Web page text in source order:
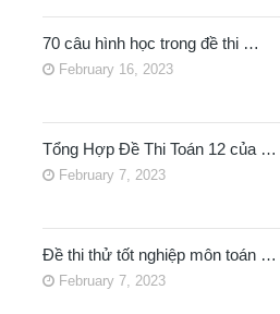
70 câu hình học trong đề thi …
February 16, 2023
Tổng Hợp Đề Thi Toán 12 của …
February 7, 2023
Đề thi thử tốt nghiệp môn toán …
February 7, 2023